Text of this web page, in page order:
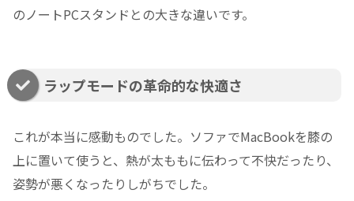
のノートPCスタンドとの大きな違いです。
ラップモードの革命的な快適さ
これが本当に感動ものでした。ソファでMacBookを膝の
上に置いて使うと、熱が太ももに伝わって不快だったり、
姿勢が悪くなったりしがちでした。